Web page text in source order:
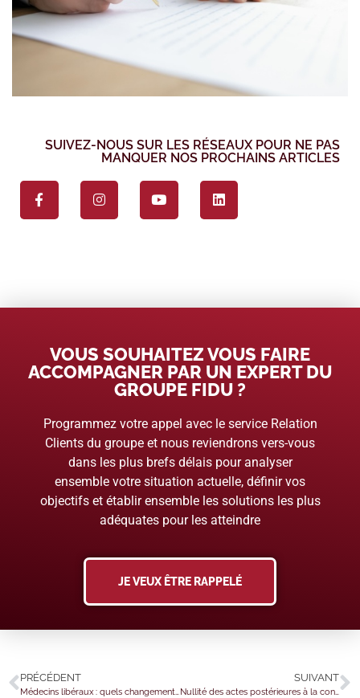
SUIVEZ-NOUS SUR LES RÉSEAUX POUR NE PAS
MANQUER NOS PROCHAINS ARTICLES
VOUS SOUHAITEZ VOUS FAIRE
ACCOMPAGNER PAR UN EXPERT DU
GROUPE FIDU ?
Programmez votre appel avec le service Relation
Clients du groupe et nous reviendrons vers-vous
dans les plus brefs délais pour analyser
ensemble votre situation actuelle, définir vos
objectifs et établir ensemble les solutions les plus
adéquates pour les atteindre
JE VEUX ÊTRE RAPPELÉ
PRÉCÉDENT
Médecins libéraux : quels changements sur les cotisations en 2025 ?
SUIVANT
Nullité des actes postérieures à la constitution d’une société : quelle prescription ?